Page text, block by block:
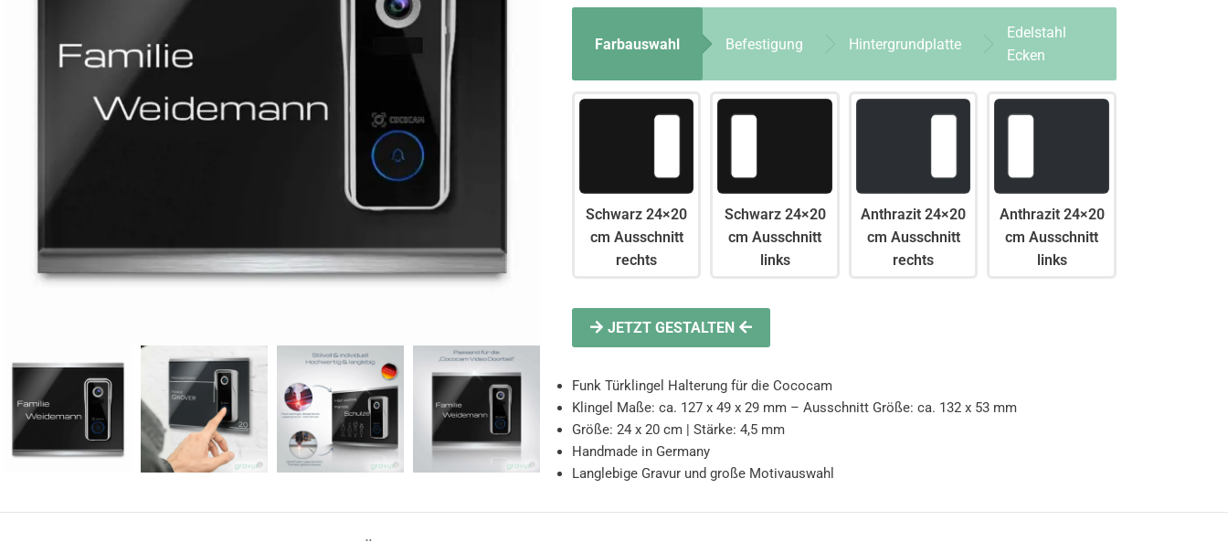
Farbauswahl Befestigung Hintergrundplatte
Edelstahl
Ecken
Schwarz 24×20
cm Ausschnitt
rechts
Schwarz 24×20
cm Ausschnitt
links
Anthrazit 24×20
cm Ausschnitt
rechts
Anthrazit 24×20
cm Ausschnitt
links
JETZT GESTALTEN
Funk Türklingel Halterung für die Cococam
Klingel Maße: ca. 127 x 49 x 29 mm – Ausschnitt Größe: ca. 132 x 53 mm
Größe: 24 x 20 cm | Stärke: 4,5 mm
Handmade in Germany
Langlebige Gravur und große Motivauswahl